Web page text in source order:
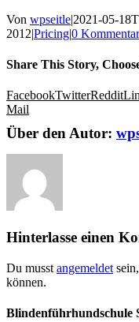
Von wpseitle|2021-05-
2012|Pricing|0
Share This Story,
FacebookTwitterReddit
Mail
Über den Autor:
Hinterlasse einen
Du musst angemeldet
können.
Blindenführhundschule